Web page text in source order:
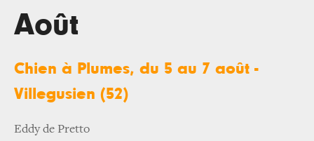
Août
Chien à Plumes, du 5 au 7 août -
Villegusien (52)
Eddy de Pretto